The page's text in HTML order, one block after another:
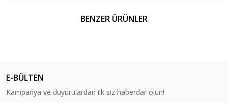
BENZER ÜRÜNLER
E-BÜLTEN
Kampanya ve duyurulardan ilk siz haberdar olun!